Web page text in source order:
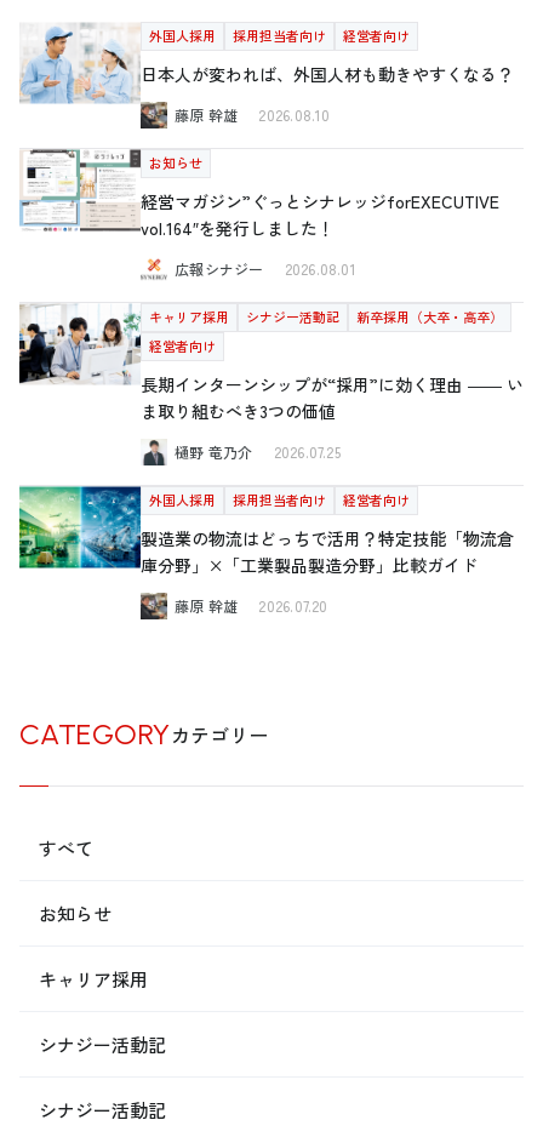
外国人採用 採用担当者向け 経営者向け
日本人が変われば、外国人材も動きやすくなる？
藤原 幹雄 2026.08.10
お知らせ
経営マガジン”ぐっとシナレッジforEXECUTIVE
vol.164″を発行しました！
広報シナジー 2026.08.01
キャリア採用 シナジー活動記
新卒採用（大卒・高卒）
経営者向け
長期インターンシップが“採用”に効く理由 ―― い
ま取り組むべき3つの価値
樋野 竜乃介 2026.07.25
外国人採用 採用担当者向け 経営者向け
製造業の物流はどっちで活用？特定技能「物流倉
庫分野」×「工業製品製造分野」比較ガイド
藤原 幹雄 2026.07.20
CATEGORYカテゴリー
すべて
お知らせ
キャリア採用
シナジー活動記
シナジー活動記